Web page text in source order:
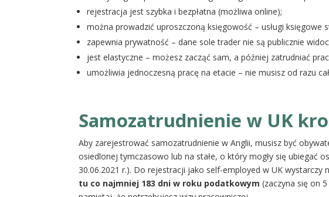
rejestracja jest szybka i bezpłatna (możliwa online);
można prowadzić uproszczoną księgowość – usługi księgowe
zapewnia prywatność – dane sole trader nie są publicznie
jest elastyczne – możesz zacząć sam, a później zatrudniać
umożliwia jednoczesną pracę na etacie – nie musisz od razu
Samozatrudnienie w UK
Aby zarejestrować samozatrudnienie w Anglii, musisz być
osiedlonej tymczasowo lub na stałe, o który mogły się ubiegać
30.06.2021 r.). Do rejestracji jako self-employed w UK wystarczy
tu co najmniej 183 dni w roku podatkowym (zaczyna się on